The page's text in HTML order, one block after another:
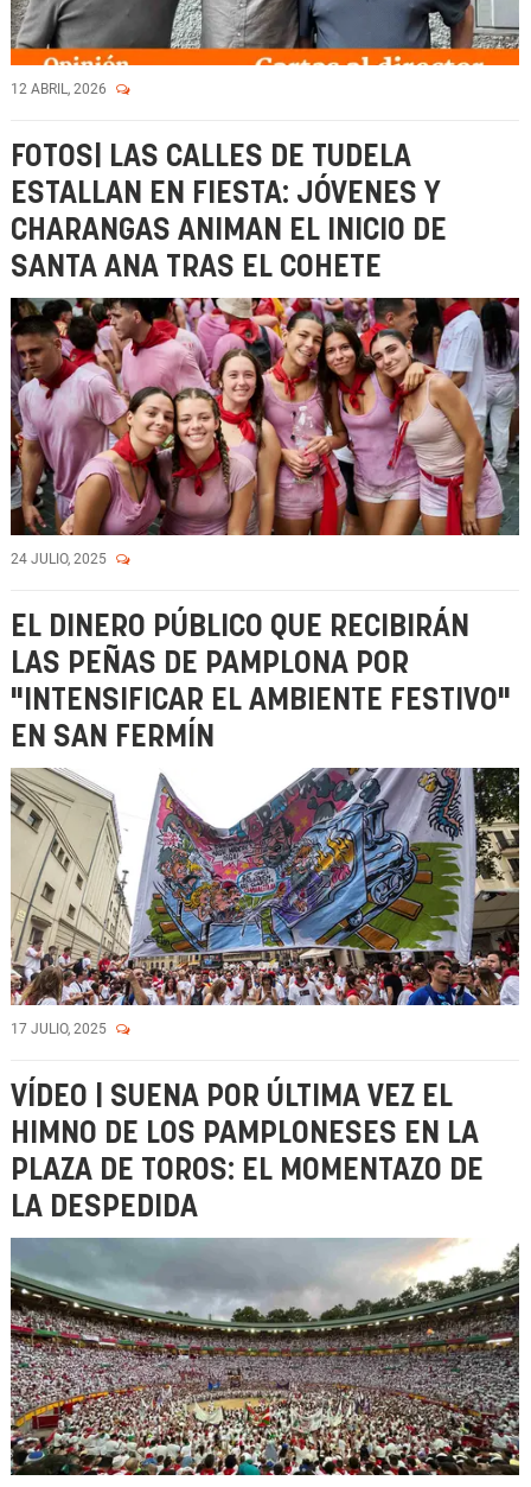
12 ABRIL, 2026
FOTOS| LAS CALLES DE TUDELA
ESTALLAN EN FIESTA: JÓVENES Y
CHARANGAS ANIMAN EL INICIO DE
SANTA ANA TRAS EL COHETE
24 JULIO, 2025
EL DINERO PÚBLICO QUE RECIBIRÁN
LAS PEÑAS DE PAMPLONA POR
"INTENSIFICAR EL AMBIENTE FESTIVO"
EN SAN FERMÍN
17 JULIO, 2025
VÍDEO | SUENA POR ÚLTIMA VEZ EL
HIMNO DE LOS PAMPLONESES EN LA
PLAZA DE TOROS: EL MOMENTAZO DE
LA DESPEDIDA